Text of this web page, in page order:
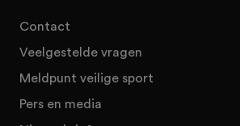
Contact
Veelgestelde vragen
Meldpunt veilige sport
Pers en media